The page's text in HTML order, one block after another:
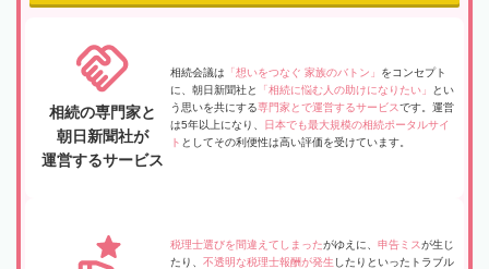
相続の専門家と
朝日新聞社が
運営するサービス
相続会議は 「想いをつなぐ 家族のバトン」 をコンセプト
に、朝日新聞社と
「相続に悩む人の助けになりたい」
とい
う思いを共にする専門家とで運営するサービスです。運営
は5年以上になり、
日本でも最大規模の相続ポータルサイ
ト としてその利便性は高い評価を受けています。
税理士選びを間違えてしまったがゆえに、 申告ミスが生じ
たり、 不透明な税理士報酬が発生 したりといったトラブル